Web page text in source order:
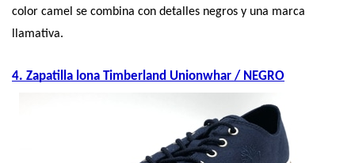
color camel se combina con detalles negros y una marca
llamativa.
4. Zapatilla lona Timberland Unionwhar / NEGRO